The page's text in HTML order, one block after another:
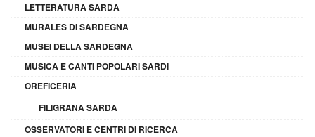
LETTERATURA SARDA
MURALES DI SARDEGNA
MUSEI DELLA SARDEGNA
MUSICA E CANTI POPOLARI SARDI
OREFICERIA
FILIGRANA SARDA
OSSERVATORI E CENTRI DI RICERCA